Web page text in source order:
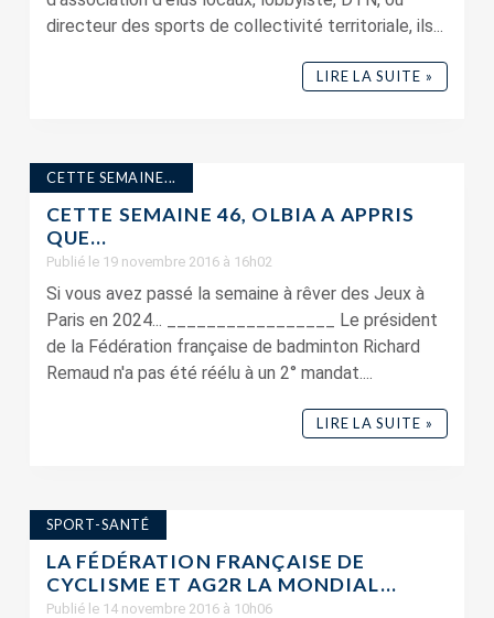
directeur des sports de collectivité territoriale, ils...
LIRE LA SUITE »
CETTE SEMAINE...
CETTE SEMAINE 46, OLBIA A APPRIS
QUE…
Publié le 19 novembre 2016 à 16h02
Si vous avez passé la semaine à rêver des Jeux à
Paris en 2024... _________________ Le président
de la Fédération française de badminton Richard
Remaud n'a pas été réélu à un 2° mandat....
LIRE LA SUITE »
SPORT-SANTÉ
LA FÉDÉRATION FRANÇAISE DE
CYCLISME ET AG2R LA MONDIAL...
Publié le 14 novembre 2016 à 10h06